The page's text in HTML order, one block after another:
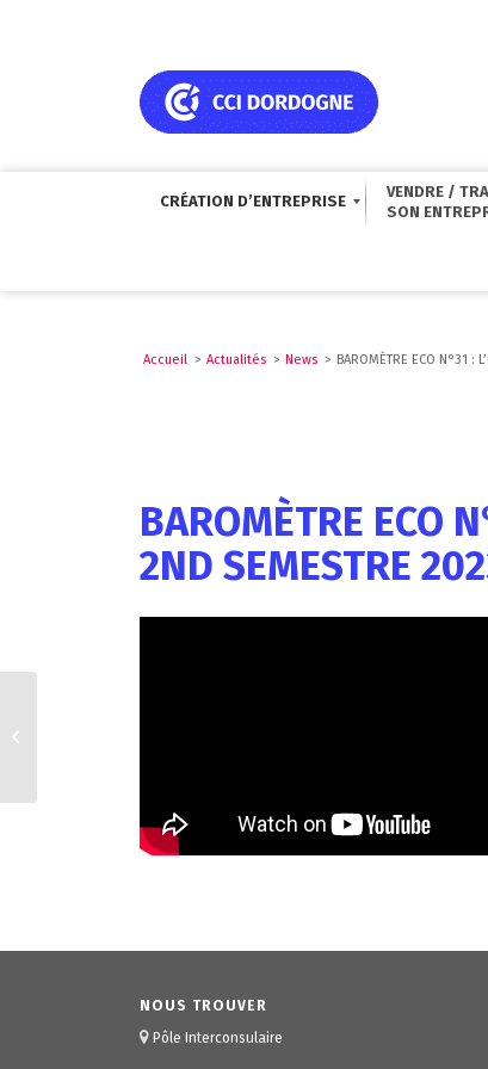
CRÉATION D’ENTREPRISE
VENDRE /
Accueil > Actualités > News > BAROMÈTRE ECO
BAROMÈTRE ECO
2ND SEMESTRE
NOUS TROUVER
Pôle Interconsulaire